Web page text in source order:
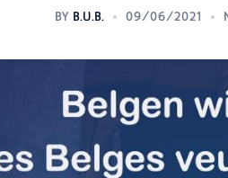
BY B.U.B. 09/06/2021